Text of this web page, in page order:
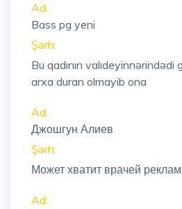
Ad:
Bass pg yeni
Şərh:
Bu qadının valıdeyinnərindədi
arxa duran olmayib ona
Ad:
Джошгун Алиев
Şərh:
Может хватит врачей
Ad: